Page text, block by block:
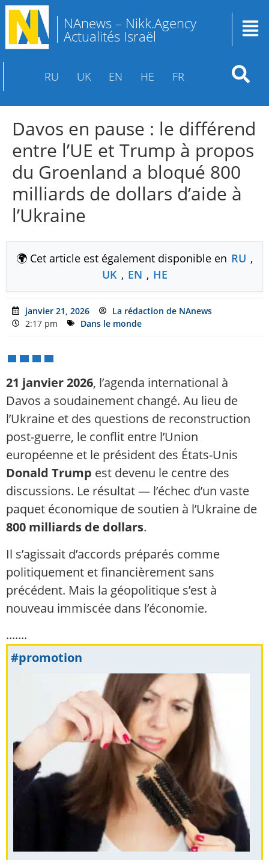
NAnews – Nikk.Agency
Actualités Israël
RU UK EN HE FR
Davos en pause : le différend
entre l’UE et Trump à propos
du Groenland a bloqué 800
milliards de dollars d’aide à
l’Ukraine
🌍 Cet article est également disponible en RU ,
UK , EN , HE
janvier 21, 2026
La rédaction de NAnews
2:17 pm
Dans le monde
21 janvier 2026, l’agenda international à
Davos a soudainement changé. Au lieu de
l’Ukraine et des questions de reconstruction
post-guerre, le conflit entre l’Union
européenne et le président des États-Unis
Donald Trump est devenu le centre des
discussions. Le résultat — l’échec d’un vaste
paquet économique de soutien à l’Ukraine de
800 milliards de dollars.
Il s’agissait d’accords préparés comme
politiquement et financièrement sans
précédent. Mais la géopolitique s’est à
nouveau immiscée dans l’économie.
.......
#promotion